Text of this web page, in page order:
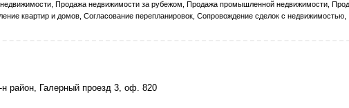
Продажа недвижимости за рубежом, Продажа промышленной недвижимости,
квартир и домов, Согласование перепланировок, Сопровождение сделок с недвижимостью,
н район, Галерный проезд 3, оф. 820